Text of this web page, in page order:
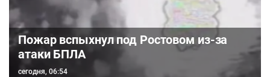
Пожар вспыхнул под Ростовом из-за
атаки БПЛА
сегодня, 06:54